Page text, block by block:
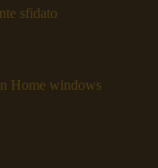
sfidato
Home windows